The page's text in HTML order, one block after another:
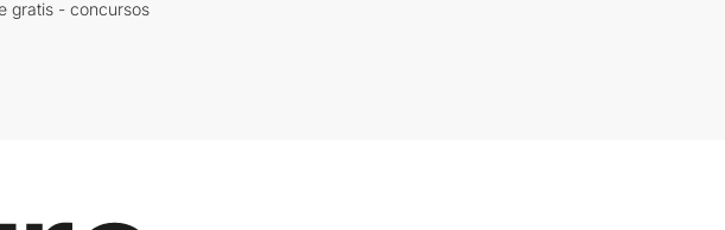
gratis - concursos